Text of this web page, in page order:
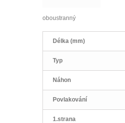
oboustranný
Délka (mm)
Typ
Náhon
Povlakování
1.strana